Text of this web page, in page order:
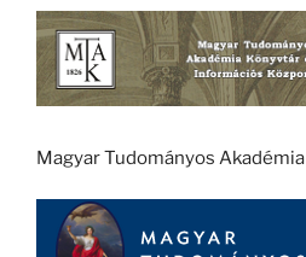
Magyar Tudományos Akadémia